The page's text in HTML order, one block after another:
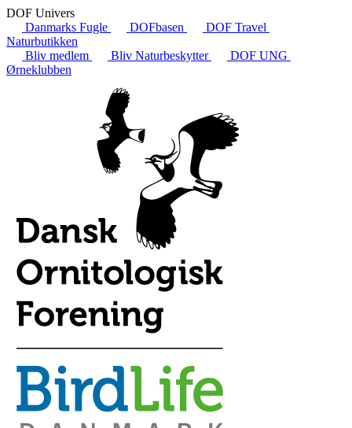
DOF Univers
Danmarks Fugle
DOFbasen
DOF Travel
Naturbutikken
Bliv medlem
Bliv Naturbeskytter
DOF UNG
Ørneklubben